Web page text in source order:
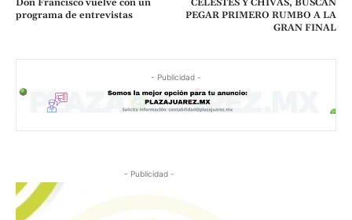
Don Francisco vuelve con un
programa de entrevistas
CELESTES Y CHIVAS, BUSCAN
PEGAR PRIMERO RUMBO A LA
GRAN FINAL
- Publicidad -
- Publicidad -